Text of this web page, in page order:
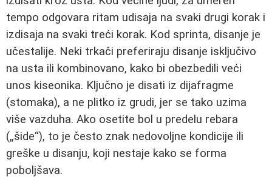
tempo odgovara ritam udisaja na svaki drugi korak i
izdisaja na svaki treći korak. Kod sprinta, disanje je
učestalije. Neki trkači preferiraju disanje isključivo
na usta ili kombinovano, kako bi obezbedili veći
unos kiseonika. Ključno je disati iz dijafragme
(stomaka), a ne plitko iz grudi, jer se tako uzima
više vazduha. Ako osetite bol u predelu rebara
(„šide“), to je često znak nedovoljne kondicije ili
greške u disanju, koji nestaje kako se forma
poboljšava.